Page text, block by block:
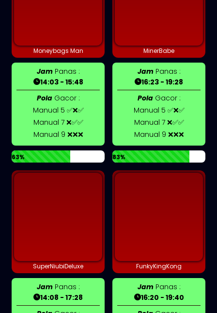
Moneybags Man
JamPanas :
14:03 - 15:48
PolaGacor :
Manual 5 ✅❌✅
Manual 7 ❌✅✅
Manual 9 ❌❌❌
63%
MinerBabe
JamPanas :
16:23 - 19:28
PolaGacor :
Manual 5 ✅❌✅
Manual 7 ❌✅✅
Manual 9 ❌❌❌
83%
SuperNiubiDeluxe
JamPanas :
14:08 - 17:28
FunkyKingKong
JamPanas :
16:20 - 19:40